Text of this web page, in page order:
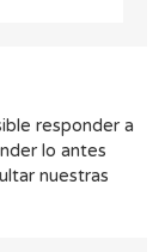
responder a
lo antes
nuestras